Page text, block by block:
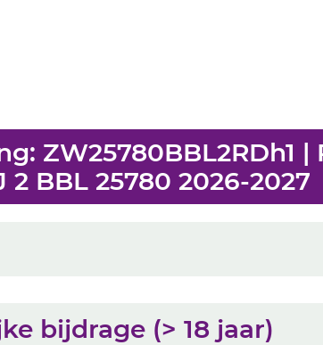
ZW25780BBL2RDh1 |
2 BBL 25780 2026-2027
bijdrage (> 18 jaar)